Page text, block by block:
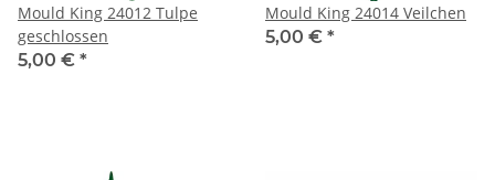
Mould King 24012 Tulpe
geschlossen
5,00 € *
Mould King 24014 Veilchen
5,00 € *